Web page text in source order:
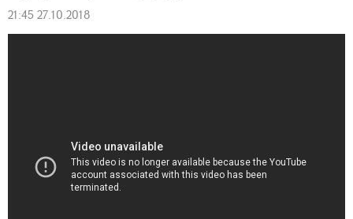
21:45 27.10.2018